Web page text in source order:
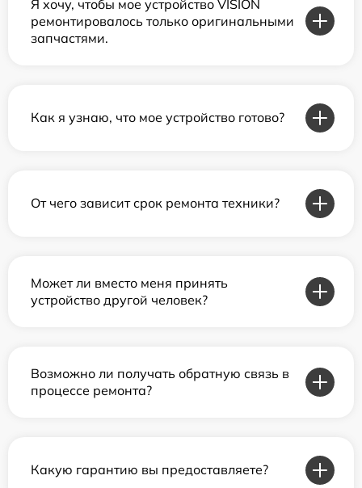
Я хочу, чтобы мое устройство VISION
ремонтировалось только оригинальными
запчастями.
Как я узнаю, что мое устройство готово?
От чего зависит срок ремонта техники?
Может ли вместо меня принять
устройство другой человек?
Возможно ли получать обратную связь в
процессе ремонта?
Какую гарантию вы предоставляете?